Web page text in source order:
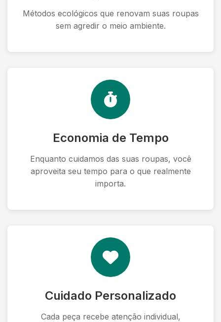
Métodos ecológicos que renovam suas roupas
sem agredir o meio ambiente.
Economia de Tempo
Enquanto cuidamos das suas roupas, você
aproveita seu tempo para o que realmente
importa.
Cuidado Personalizado
Cada peça recebe atenção individual,